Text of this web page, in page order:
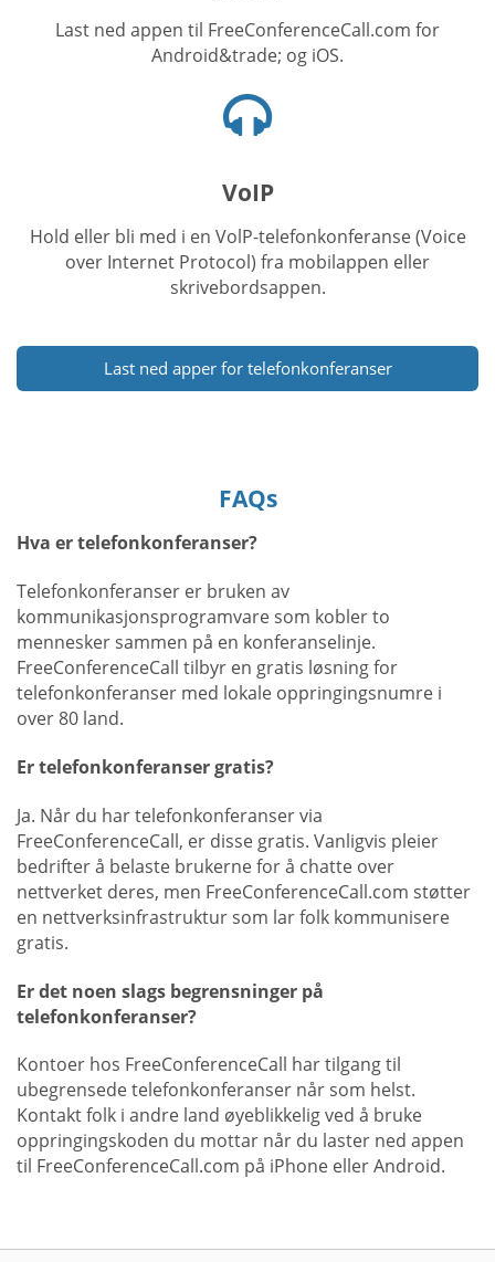
Last ned appen til FreeConferenceCall.com for
Android&trade; og iOS.
ikon
VoIP
Hold eller bli med i en VolP-telefonkonferanse (Voice
over Internet Protocol) fra mobilappen eller
skrivebordsappen.
Last ned apper for telefonkonferanser
FAQs
Hva er telefonkonferanser?
Telefonkonferanser er bruken av
kommunikasjonsprogramvare som kobler to
mennesker sammen på en konferanselinje.
FreeConferenceCall tilbyr en gratis løsning for
telefonkonferanser med lokale oppringingsnumre i
over 80 land.
Er telefonkonferanser gratis?
Ja. Når du har telefonkonferanser via
FreeConferenceCall, er disse gratis. Vanligvis pleier
bedrifter å belaste brukerne for å chatte over
nettverket deres, men FreeConferenceCall.com støtter
en nettverksinfrastruktur som lar folk kommunisere
gratis.
Er det noen slags begrensninger på
telefonkonferanser?
Kontoer hos FreeConferenceCall har tilgang til
ubegrensede telefonkonferanser når som helst.
Kontakt folk i andre land øyeblikkelig ved å bruke
oppringingskoden du mottar når du laster ned appen
til FreeConferenceCall.com på iPhone eller Android.